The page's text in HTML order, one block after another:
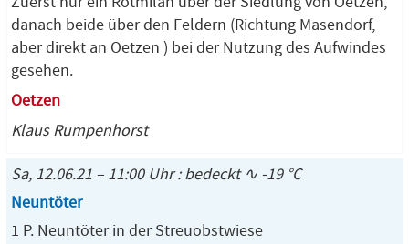
danach beide über den Feldern (Richtung Masendorf,
aber direkt an Oetzen ) bei der Nutzung des Aufwindes
gesehen.
Oetzen
Klaus Rumpenhorst
Sa, 12.06.21 – 11:00 Uhr : bedeckt ∿ -19 °C
Neuntöter
1 P. Neuntöter in der Streuobstwiese